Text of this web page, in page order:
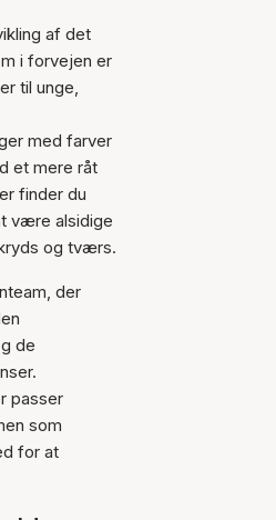
af det
i forvejen er
til unge,
med farver
et mere råt
finder du
være alsidige
og tværs.
der
de
passer
som
for at